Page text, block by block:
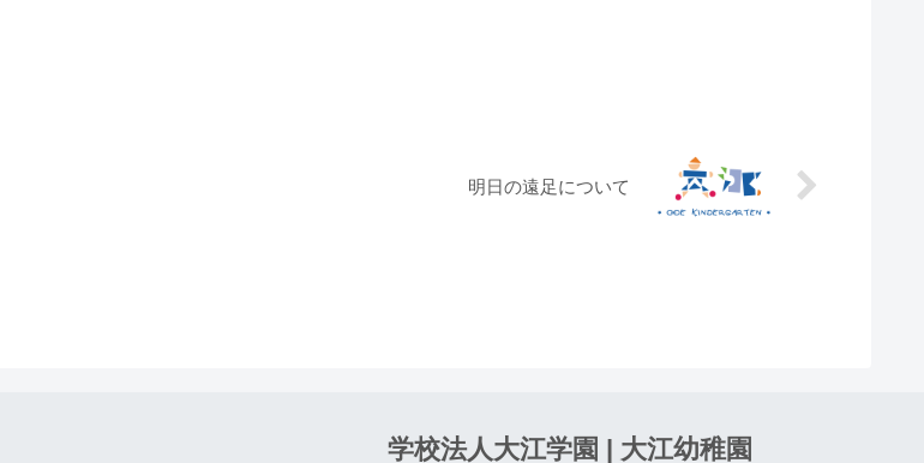
明日の遠足について
学校法人大江学園 | 大江幼稚園